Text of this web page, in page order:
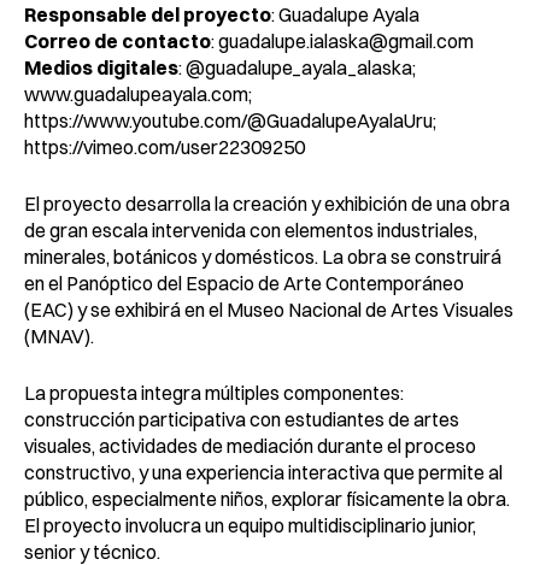
Responsable del proyecto: Guadalupe Ayala
Correo de contacto: guadalupe.ialaska@gmail.com
Medios digitales: @guadalupe_ayala_alaska;
www.guadalupeayala.com;
https://www.youtube.com/@GuadalupeAyalaUru;
https://vimeo.com/user22309250
El proyecto desarrolla la creación y exhibición de una obra
de gran escala intervenida con elementos industriales,
minerales, botánicos y domésticos. La obra se construirá
en el Panóptico del Espacio de Arte Contemporáneo
(EAC) y se exhibirá en el Museo Nacional de Artes Visuales
(MNAV).
La propuesta integra múltiples componentes:
construcción participativa con estudiantes de artes
visuales, actividades de mediación durante el proceso
constructivo, y una experiencia interactiva que permite al
público, especialmente niños, explorar físicamente la obra.
El proyecto involucra un equipo multidisciplinario junior,
senior y técnico.